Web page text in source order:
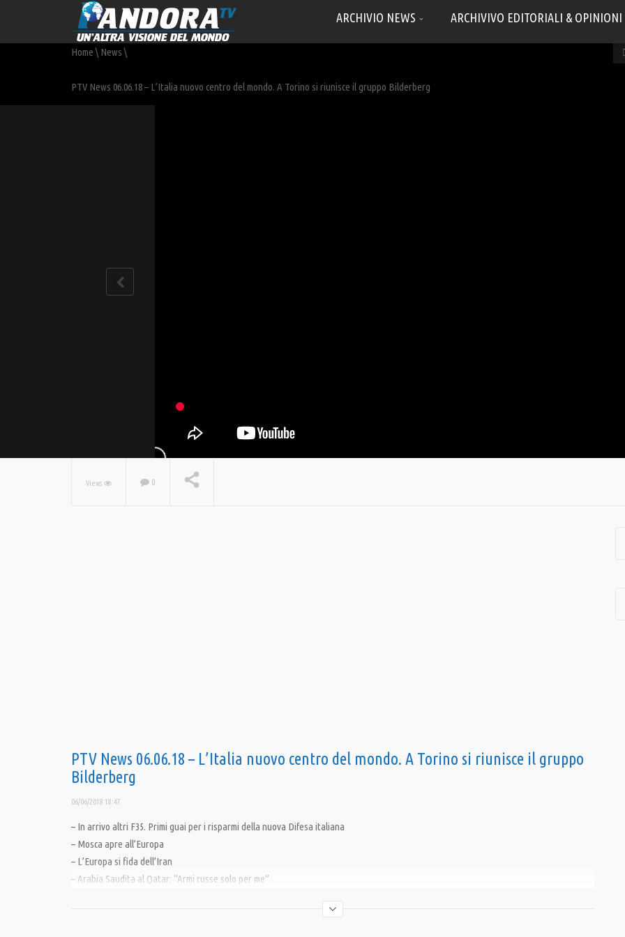
ARCHIVIO NEWS ARCHIVIVO EDITORIALI & OPINIONI
Home \ News \
PTV News 06.06.18 – L’Italia nuovo centro del mondo. A Torino si riunisce il gruppo Bilderberg
Views 0
PTV News 06.06.18 – L’Italia nuovo centro del mondo. A Torino si riunisce il gruppo
Bilderberg
06/06/2018 18:47
– In arrivo altri F35. Primi guai per i risparmi della nuova Difesa italiana
– Mosca apre all’Europa
– L’Europa si fida dell’Iran
– Arabia Saudita al Qatar: “Armi russe solo per me”